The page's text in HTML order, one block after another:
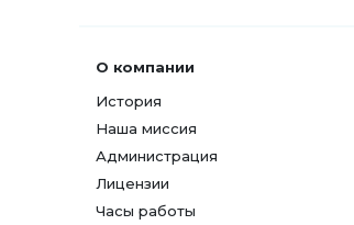
О компании
История
Наша миссия
Администрация
Лицензии
Часы работы